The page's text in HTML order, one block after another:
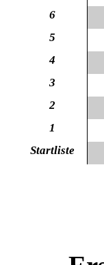
6
5
4
3
2
1
Startliste